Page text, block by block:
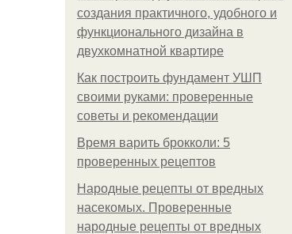
создания практичного, удобного и
функционального дизайна в
двухкомнатной квартире
Как построить фундамент УШП
своими руками: проверенные
советы и рекомендации
Время варить брокколи: 5
проверенных рецептов
Народные рецепты от вредных
насекомых. Проверенные
народные рецепты от вредных